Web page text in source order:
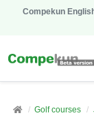
Compekun
Golf courses